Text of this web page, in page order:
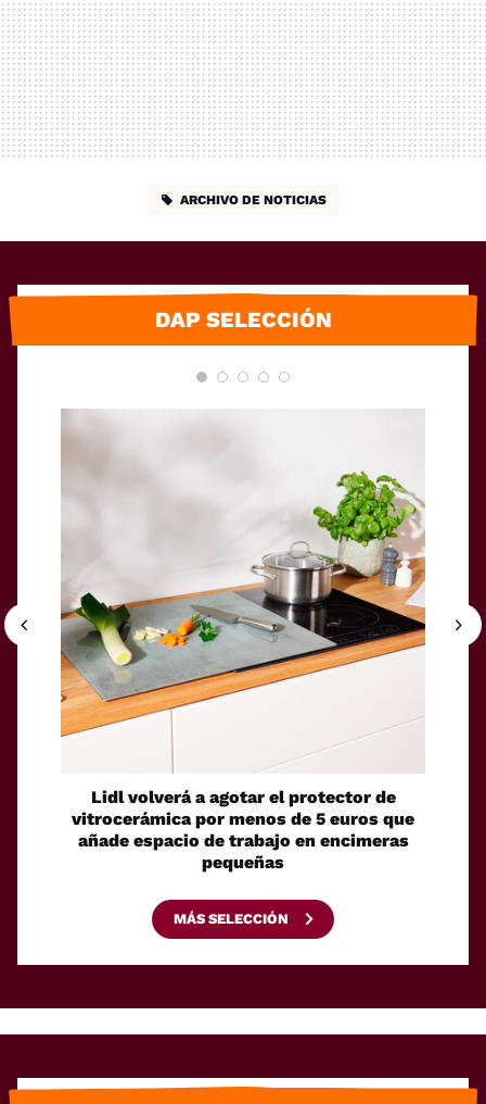
ARCHIVO DE NOTICIAS
DAP SELECCIÓN
Lidl volverá a agotar el protector de
vitrocerámica por menos de 5 euros que
añade espacio de trabajo en encimeras
pequeñas
MÁS SELECCIÓN